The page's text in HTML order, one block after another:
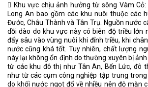
􀂃 Khu vực chịu ảnh hưởng từ sông Vàm
Long An bao gồm các khu nuôi thuộc các
Đước, Châu Thành và Tân Trụ. Nguồn nước
dồi dào do khu vực này có biên độ triều lớn
đẩy sâu vào vùng nuôi khi đỉnh triều, khi
nước cũng khá tốt. Tuy nhiên, chất lượng
này lại không ổn định do thường xuyên bị
từ các khu đô thị như Tân An, Bến Lức, đô
như từ các cụm công nghiệp tập trung
do khối nước ngọt đổ về nhiều nên độ mặn